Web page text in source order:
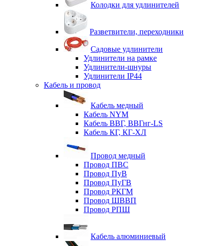
Колодки для удлинителей
Разветвители, переходники
Садовые удлинители
Удлинители на рамке
Удлинители-шнуры
Удлинители IP44
Кабель и провод
Кабель медный
Кабель NYM
Кабель ВВГ, ВВГнг-LS
Кабель КГ, КГ-ХЛ
Провод медный
Провод ПВС
Провод ПуВ
Провод ПуГВ
Провод РКГМ
Провод ШВВП
Провод РПШ
Кабель алюминиевый